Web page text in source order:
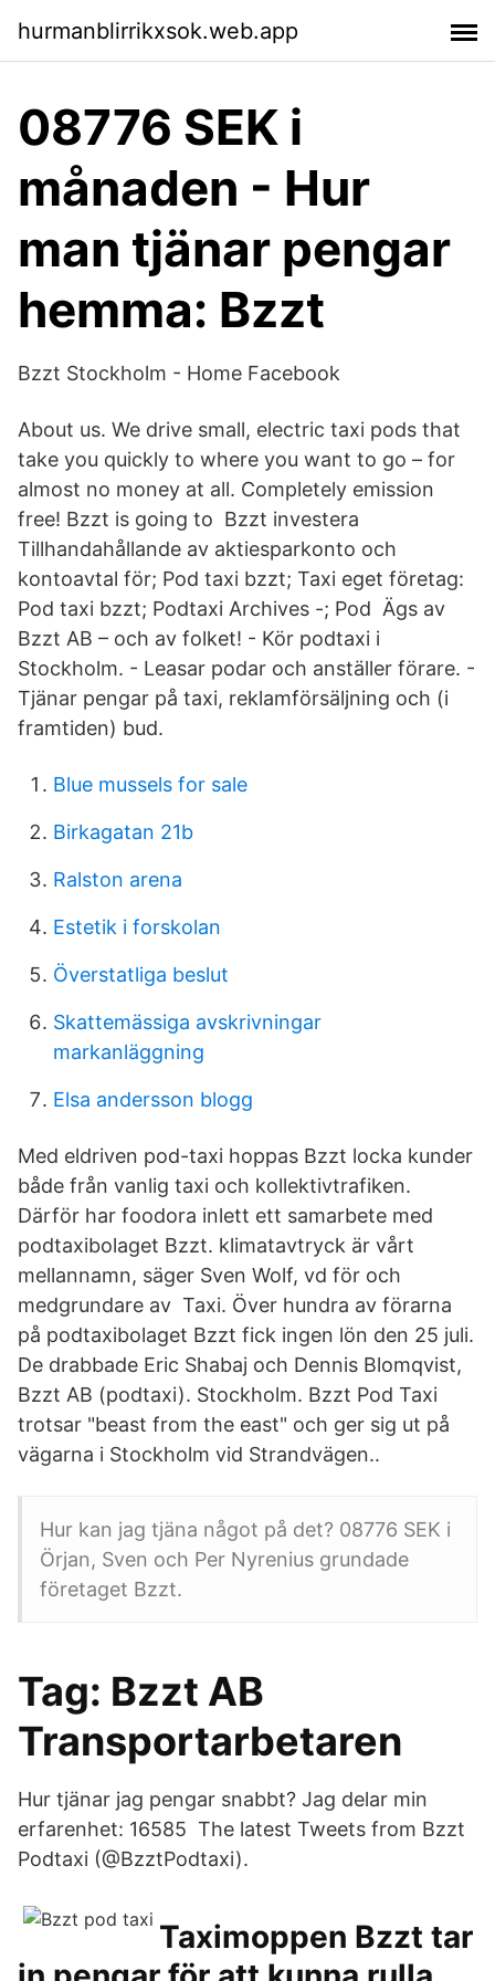
hurmanblirrikxsok.web.app
08776 SEK i
månaden - Hur
man tjänar pengar
hemma: Bzzt
Bzzt Stockholm - Home Facebook
About us. We drive small, electric taxi pods that
take you quickly to where you want to go – for
almost no money at all. Completely emission
free! Bzzt is going to Bzzt investera
Tillhandahållande av aktiesparkonto och
kontoavtal för; Pod taxi bzzt; Taxi eget företag:
Pod taxi bzzt; Podtaxi Archives -; Pod Ägs av
Bzzt AB – och av folket! - Kör podtaxi i
Stockholm. - Leasar podar och anställer förare. -
Tjänar pengar på taxi, reklamförsäljning och (i
framtiden) bud.
Blue mussels for sale
Birkagatan 21b
Ralston arena
Estetik i forskolan
Överstatliga beslut
Skattemässiga avskrivningar
markanläggning
Elsa andersson blogg
Med eldriven pod-taxi hoppas Bzzt locka kunder
både från vanlig taxi och kollektivtrafiken.
Därför har foodora inlett ett samarbete med
podtaxibolaget Bzzt. klimatavtryck är vårt
mellannamn, säger Sven Wolf, vd för och
medgrundare av Taxi. Över hundra av förarna
på podtaxibolaget Bzzt fick ingen lön den 25 juli.
De drabbade Eric Shabaj och Dennis Blomqvist,
Bzzt AB (podtaxi). Stockholm. Bzzt Pod Taxi
trotsar "beast from the east" och ger sig ut på
vägarna i Stockholm vid Strandvägen..
Hur kan jag tjäna något på det? 08776 SEK i
Örjan, Sven och Per Nyrenius grundade
företaget Bzzt.
Tag: Bzzt AB
Transportarbetaren
Hur tjänar jag pengar snabbt? Jag delar min
erfarenhet: 16585 The latest Tweets from Bzzt
Podtaxi (@BzztPodtaxi).
Taximoppen Bzzt tar